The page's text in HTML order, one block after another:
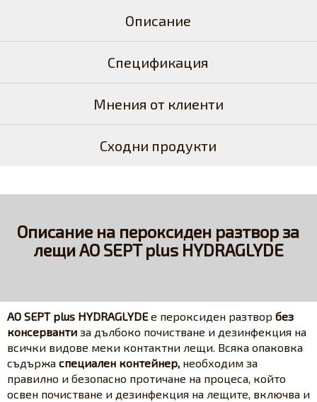
Описание
Спецификация
Мнения от клиенти
Сходни продукти
Описание на пероксиден разтвор за
лещи AO SEPT plus HYDRAGLYDE
AO SEPT plus HYDRAGLYDEе пероксиден разтвор без
консерванти за дълбоко почистване и дезинфекция на
всички видове меки контактни лещи. Всяка опаковка
съдържа специален контейнер, необходим за
правилно и безопасно протичане на процеса, който
освен почистване и дезинфекция на лещите, включва и